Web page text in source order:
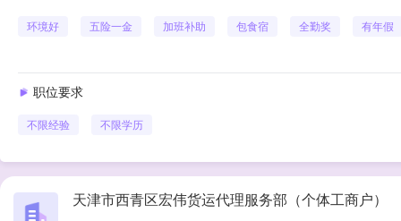
环境好 五险一金 加班补助 包食宿 全勤奖 有年假
职位要求
不限经验 不限学历
天津市西青区宏伟货运代理服务部（个体工商户）